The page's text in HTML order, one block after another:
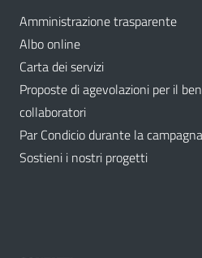
Amministrazione trasparente
Albo online
Carta dei servizi
Proposte di agevolazioni per il
collaboratori
Par Condicio durante la
Sostieni i nostri progetti